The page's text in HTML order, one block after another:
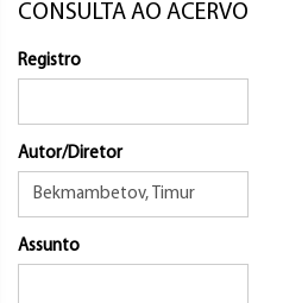
CONSULTA AO ACERVO
Registro
Autor/Diretor
Assunto